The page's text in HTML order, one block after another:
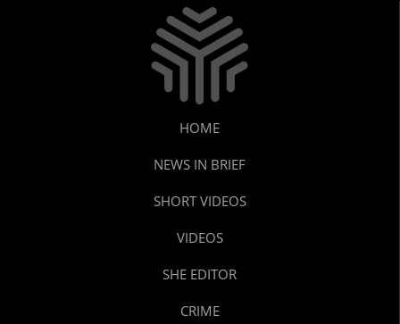
HOME
NEWS IN BRIEF
SHORT VIDEOS
VIDEOS
SHE EDITOR
CRIME